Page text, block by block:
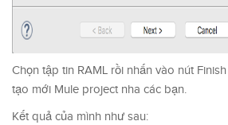
Chọn tập tin RAML rồi nhấn vào nút
tạo mới Mule project nha các bạn.
Kết quả của mình như sau: